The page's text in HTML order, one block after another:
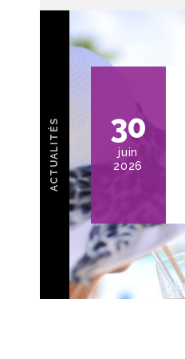
ACTUALITÉS 30
juin
2026